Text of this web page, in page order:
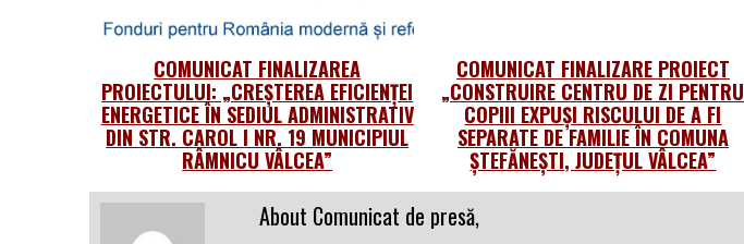
COMUNICAT FINALIZAREA
PROIECTULUI: „CREȘTEREA EFICIENȚEI
ENERGETICE ÎN SEDIUL ADMINISTRATIV
DIN STR. CAROL I NR. 19 MUNICIPIUL
RÂMNICU VÂLCEA”
COMUNICAT FINALIZARE PROIECT
„CONSTRUIRE CENTRU DE ZI PENTRU
COPIII EXPUȘI RISCULUI DE A FI
SEPARATE DE FAMILIE ÎN COMUNA
ȘTEFĂNEȘTI, JUDEȚUL VÂLCEA”
About Comunicat de presă,